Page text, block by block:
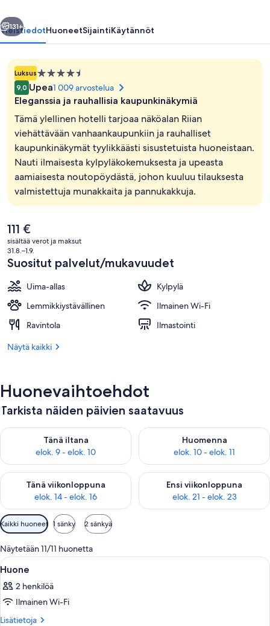
Riga
valokuvagalleria
Sisäuima-allas
Seuraava
131+
YleistiedotHuoneetSijaintiKäytännöt
Luksus4.5
tähden
majoituspaikka
9,0 Upea1 009 arvostelua
Eleganssia ja rauhallisia kaupunkinäkymiä
Tämä ylellinen hotelli tarjoaa näköalan Riian
viehättävään vanhaankaupunkiin ja rauhalliset
kaupunkinäkymät tyylikkäästi sisustetuista huoneistaan.
Nauti ilmaisesta kylpyläkokemuksesta ja upeasta
aamiaisesta noutopöydästä, johon kuuluu tilauksesta
valmistettuja munakkaita ja pannukakkuja.
Nykyinen
hinta
on
111 €
111 €
sisältää verot ja maksut
31.8.–1.9.
Suositut palvelut/mukavuudet
Uima-allas
Kylpylä
Lemmikkiystävällinen
Ilmainen Wi-Fi
Ravintola
Ilmastointi
Näytä kaikki
Huonevaihtoehdot
Tarkista näiden päivien saatavuus
Tänä iltana
elok. 9 - elok. 10
Tarkista tämän illan saatavuus elok. 9 - elok. 10
Huomenna
elok. 10 - elok. 11
Tarkista huomisen saatavuus
Tänä viikonloppuna
elok. 14 - elok. 16
Tarkista tämän viikonlopun saatavuus elok. 14 - elok. 16
Ensi viikonloppuna
elok. 21 - elok. 23
Tarkista ensi viikonlopun
Huoneille
saatavilla
olevia
suodattimia
Kaikki huoneet 1 sänky 2 sänkyä
Näytetään 11/11 huonetta
Avaa
kaikki
huonetyypin
Huone
kuvat
Moderni hotellihuone, jossa on
6
Huone
2 henkilöä
Ilmainen Wi-Fi
Lisätietoja
Lisätietoja